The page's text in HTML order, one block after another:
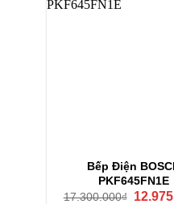
Bếp Điện
PKF645FN1E
17.300.000₫ Giá